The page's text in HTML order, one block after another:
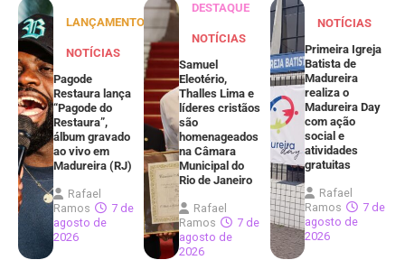
LANÇAMENTOS
NOTÍCIAS
Pagode
Restaura lança
“Pagode do
Restaura”,
álbum gravado
ao vivo em
Madureira (RJ)
Rafael
Ramos
7 de
agosto de
2026
DESTAQUE
NOTÍCIAS
Samuel
Eleotério,
Thalles Lima e
líderes cristãos
são
homenageados
na Câmara
Municipal do
Rio de Janeiro
Rafael
Ramos
7 de
agosto de
2026
NOTÍCIAS
Primeira Igreja
Batista de
Madureira
realiza o
Madureira Day
com ação
social e
atividades
gratuitas
Rafael
Ramos
7 de
agosto de
2026